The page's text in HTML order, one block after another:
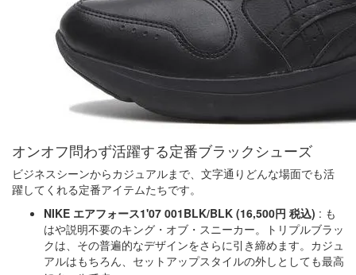
オンオフ問わず活躍する定番ブラックシューズ
ビジネスシーンからカジュアルまで、文字通りどんな場面でも活
躍してくれる定番アイテムたちです。
NIKE エアフォース1'07 001BLK/BLK (16,500円 税込) : も
はや説明不要のキング・オブ・スニーカー。トリプルブラッ
クは、その普遍的なデザインをさらに引き締めます。カジュ
アルはもちろん、セットアップスタイルの外しとしても最高